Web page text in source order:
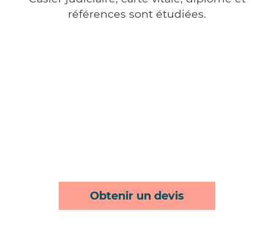
références sont étudiées.
Obtenir un devis